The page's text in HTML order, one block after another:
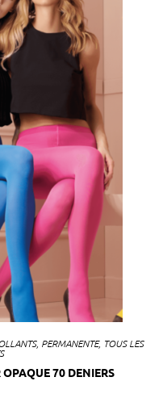
, PERMANENTE, TOUS LES
70 DENIERS